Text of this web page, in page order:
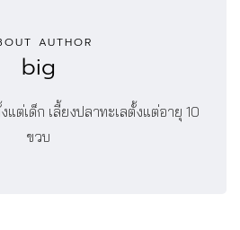
AUTHOR
big
ต่เด็ก เลี้ยงปลาทะเลตั้งแต่อายุ 10
ขวบ